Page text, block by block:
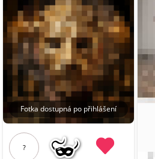
Fotka dostupná po přihlášení
?